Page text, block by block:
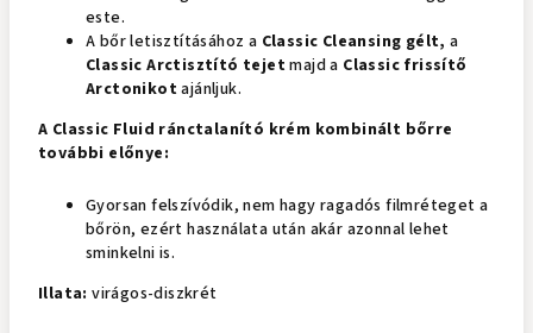
este.
A bőr letisztításához a Classic Cleansing gélt, a
Classic Arctisztító tejetmajd a Classic frissítő
Arctonikotajánljuk.
A Classic Fluid ránctalanító krém kombinált bőrre
további előnye:
Gyorsan felszívódik, nem hagy ragadós filmréteget a
bőrön, ezért használata után akár azonnal lehet
sminkelni is.
Illata: virágos-diszkrét